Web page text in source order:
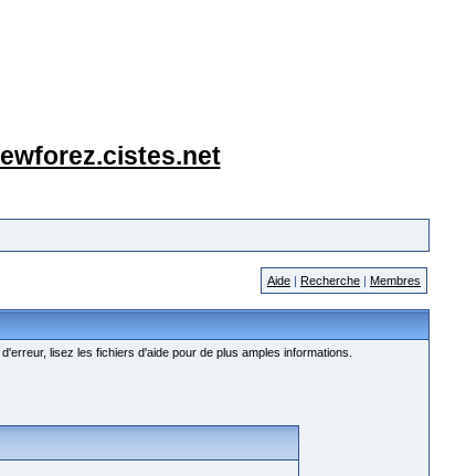
Aide | Recherche | Membres
lisez les fichiers d'aide pour de plus amples informations.